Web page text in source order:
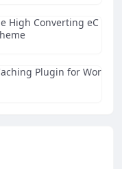
High Converting eC
Plugin for Wor